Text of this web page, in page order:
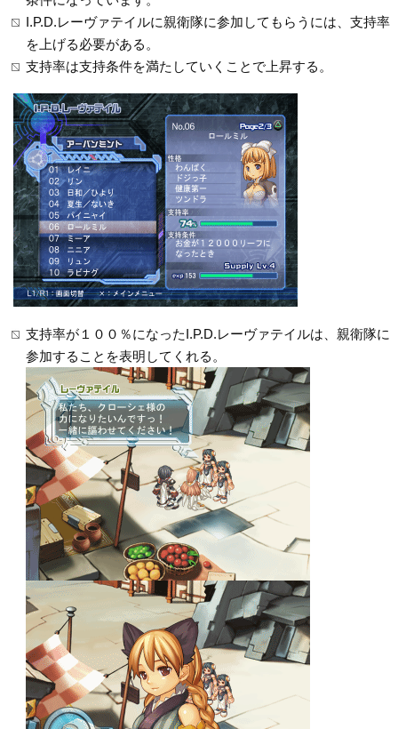
I.P.D.レーヴァテイルに親衛隊に参加してもらうには、支持率
を上げる必要がある。
支持率は支持条件を満たしていくことで上昇する。
支持率が１００％になったI.P.D.レーヴァテイルは、親衛隊に
参加することを表明してくれる。